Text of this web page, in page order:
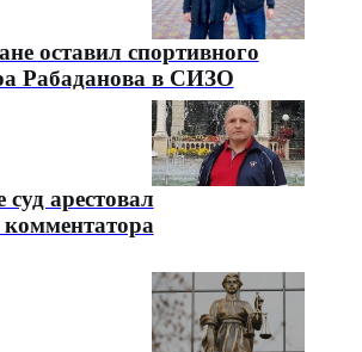
оставил спортивного
Рабаданова в СИЗО
арестовал